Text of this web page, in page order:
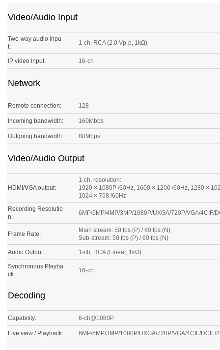
Two-way audio inpu
t:
IP video input: 16-ch
Remote connection: 128
Incoming bandwidth: 160Mbps
Outgoing bandwidth: 80Mbps
1-ch, resolution:
1920 × 1080P /60Hz, 1600 × 1200 /60Hz, 1280 ×
1024 × 768 /60Hz
Recording Resolutio
n:
Main stream: 50 fps (P) / 60 fps (N)
Sub-stream: 50 fps (P) / 60 fps (N)
Audio Output: 1-ch, RCA (Linear, 1kΩ)
Synchronous Playba
ck:
Capability: 6-ch@1080P
Live view / Playback: 6MP/5MP/3MP/1080P/UXGA/720P/VGA/4CIF/DCIF/